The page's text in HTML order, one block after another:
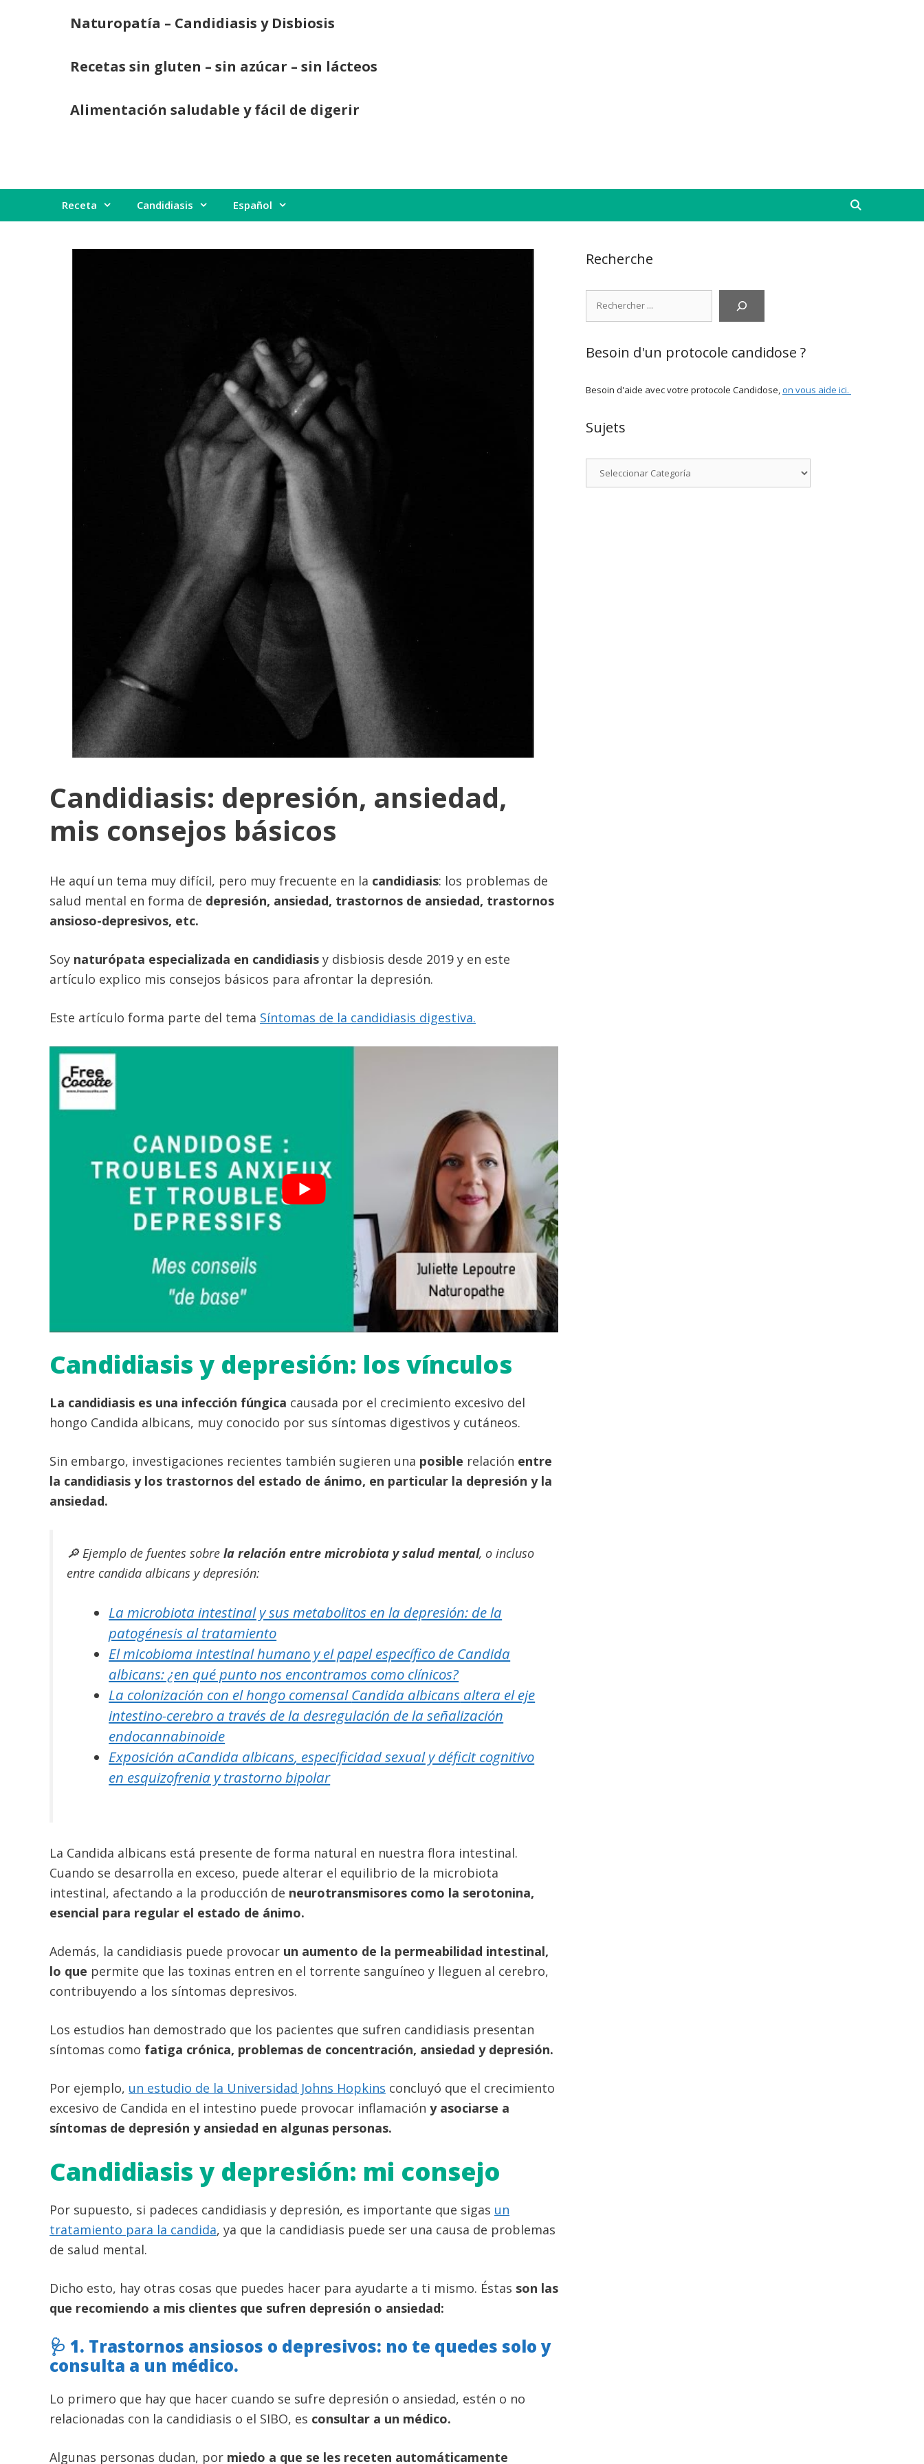
Naturopatía – Candidiasis y Disbiosis
Recetas sin gluten – sin azúcar – sin lácteos
Alimentación saludable y fácil de digerir
Receta Candidiasis Español
Candidiasis: depresión, ansiedad,
mis consejos básicos
He aquí un tema muy difícil, pero muy frecuente en la candidiasis: los problemas de
salud mental en forma de depresión, ansiedad, trastornos de ansiedad, trastornos
ansioso-depresivos, etc.
Soy naturópata especializada en candidiasis y disbiosis desde 2019 y en este
artículo explico mis consejos básicos para afrontar la depresión.
Este artículo forma parte del tema Síntomas de la candidiasis digestiva.
Candidiasis y depresión: los vínculos
La candidiasis es una infección fúngica causada por el crecimiento excesivo del
hongo Candida albicans, muy conocido por sus síntomas digestivos y cutáneos.
Sin embargo, investigaciones recientes también sugieren una posible relación entre
la candidiasis y los trastornos del estado de ánimo, en particular la depresión y la
ansiedad.
🔎 Ejemplo de fuentes sobre la relación entre microbiota y salud mental, o incluso
entre candida albicans y depresión:
La microbiota intestinal y sus metabolitos en la depresión: de la
patogénesis al tratamiento
El micobioma intestinal humano y el papel específico de Candida
albicans: ¿en qué punto nos encontramos como clínicos?
La colonización con el hongo comensalCandida albicans altera el eje
intestino-cerebro a través de la desregulación de la señalización
endocannabinoide
Exposición aCandida albicans, especificidad sexual y déficit cognitivo
en esquizofrenia y trastorno bipolar
La Candida albicans está presente de forma natural en nuestra flora intestinal.
Cuando se desarrolla en exceso, puede alterar el equilibrio de la microbiota
intestinal, afectando a la producción de neurotransmisores como la serotonina,
esencial para regular el estado de ánimo.
Además, la candidiasis puede provocar un aumento de la permeabilidad intestinal,
lo que permite que las toxinas entren en el torrente sanguíneo y lleguen al cerebro,
contribuyendo a los síntomas depresivos.
Los estudios han demostrado que los pacientes que sufren candidiasis presentan
síntomas como fatiga crónica, problemas de concentración, ansiedad y depresión.
Por ejemplo, un estudio de la Universidad Johns Hopkins concluyó que el crecimiento
excesivo de Candida en el intestino puede provocar inflamación y asociarse a
síntomas de depresión y ansiedad en algunas personas.
Candidiasis y depresión: mi consejo
Por supuesto, si padeces candidiasis y depresión, es importante que sigas un
tratamiento para la candida, ya que la candidiasis puede ser una causa de problemas
de salud mental.
Dicho esto, hay otras cosas que puedes hacer para ayudarte a ti mismo. Éstas son las
que recomiendo a mis clientes que sufren depresión o ansiedad:
🩺 1. Trastornos ansiosos o depresivos: no te quedes solo y
consulta a un médico.
Lo primero que hay que hacer cuando se sufre depresión o ansiedad, estén o no
relacionadas con la candidiasis o el SIBO, es consultar a un médico.
Algunas personas dudan, por miedo a que se les receten automáticamente
Recherche
Besoin d'un protocole candidose ?
Besoin d'aide avec votre protocole Candidose, on vous aide ici.
Sujets